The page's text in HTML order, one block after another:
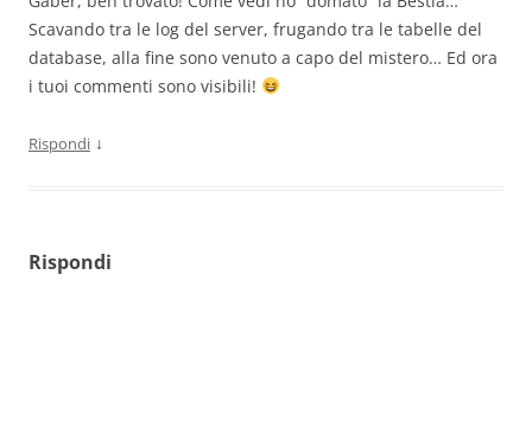
Scavando tra le log del server, frugando tra le tabelle del
database, alla fine sono venuto a capo del mistero… Ed ora
i tuoi commenti sono visibili!
Rispondi ↓
Rispondi